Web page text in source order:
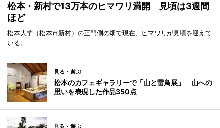
松本・新村で13万本のヒマワリ満開 見頃は3週間
ほど
松本大学（松本市新村）の正門側の畑で現在、ヒマワリが見頃を迎えて
いる。
見る・遊ぶ
松本のカフェギャラリーで「山と雷鳥展」 山への
思いを表現した作品350点
見る・遊ぶ